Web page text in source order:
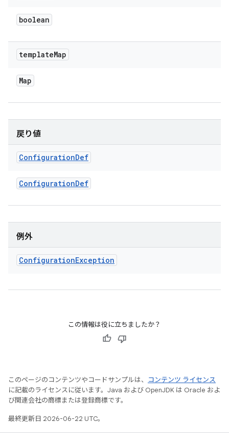
boolean
templateMap
Map
戻り値
ConfigurationDef
ConfigurationDef
例外
ConfigurationException
この情報は役に立ちましたか？
このページのコンテンツやコードサンプルは、
コンテンツ ライセンス
に記載のライセンスに従います。Java および OpenJDK は Oracle およ
び関連会社の商標または登録商標です。
最終更新日 2026-06-22 UTC。